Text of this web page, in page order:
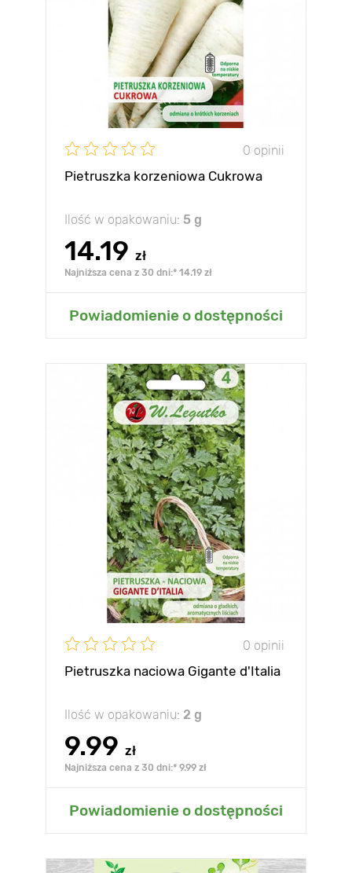
0 opinii
Pietruszka korzeniowa Cukrowa
Ilość w opakowaniu: 5 g
14.19 zł
Najniższa cena z 30 dni:* 14.19 zł
Powiadomienie o dostępności
0 opinii
Pietruszka naciowa Gigante d'Italia
Ilość w opakowaniu: 2 g
9.99 zł
Najniższa cena z 30 dni:* 9.99 zł
Powiadomienie o dostępności